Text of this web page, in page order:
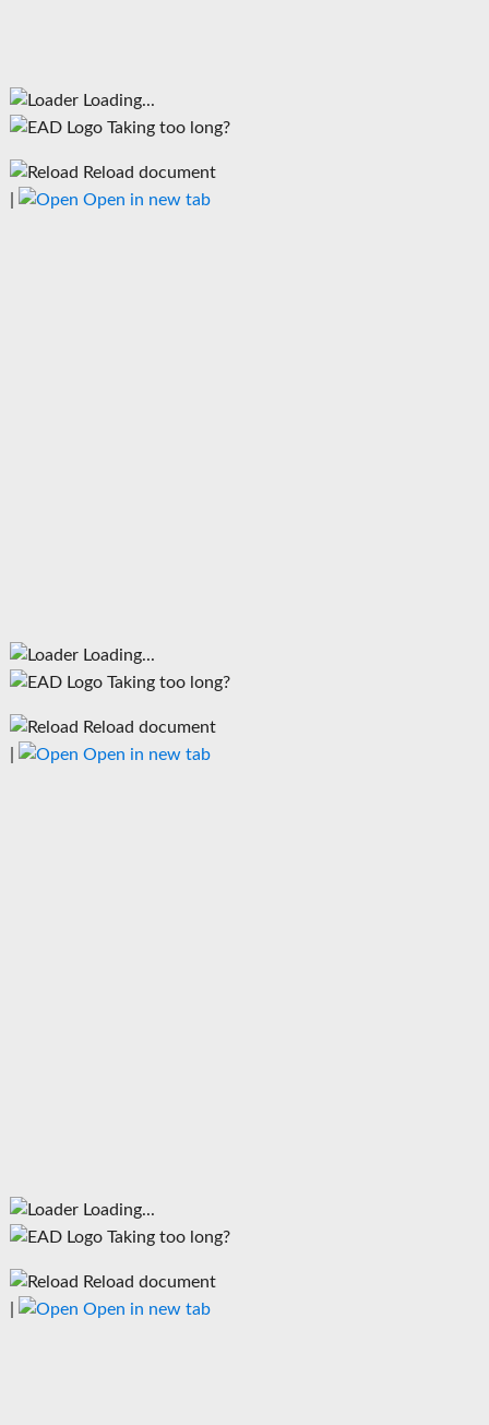
Loading...
Taking too long?
Reload document
Open in new tab
Loading...
Taking too long?
Reload document
Open in new tab
Loading...
Taking too long?
Reload document
Open in new tab